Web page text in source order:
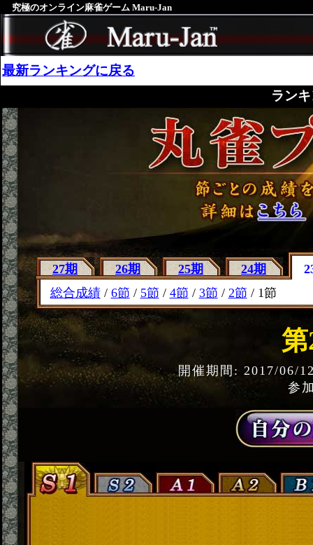
究極のオンライン麻雀ゲーム Maru-Jan
最新ランキングに戻る
ラン
27期 26期 25期 24期
総合成績/ 6節 / 5節 / 4節 / 3節 / 2節 / 1節
第
開催期間: 2017/06/
参